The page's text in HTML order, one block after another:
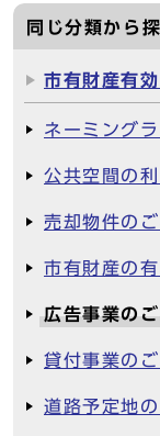
同じ分類から
市有財産有
ネーミング
公共空間の
売却物件の
市有財産の
広告事業の
貸付事業の
道路予定地